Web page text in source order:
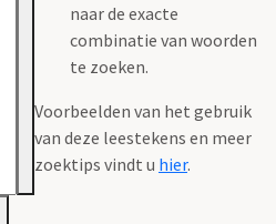
naar de exacte
combinatie van woorden
te zoeken.
Voorbeelden van het gebruik
van deze leestekens en meer
zoektips vindt u hier.